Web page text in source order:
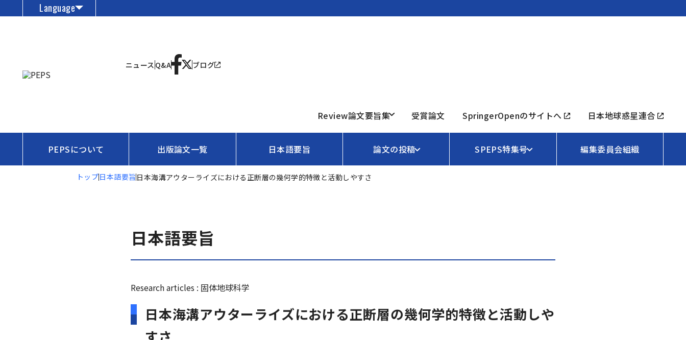
Language
ニュース Q&A ブログ
Review論文要旨集 受賞論文 SpringerOpenのサイトへ 日本地球惑星連合
PEPSについて 出版論文一覧 日本語要旨 論文の投稿 SPEPS特集号 編集委員会組織
トップ日本語要旨日本海溝アウターライズにおける正断層の幾何学的特徴と活動しやすさ
日本語要旨
Research articles : 固体地球科学
日本海溝アウターライズにおける正断層の幾何学的特徴と活動しや
すさ